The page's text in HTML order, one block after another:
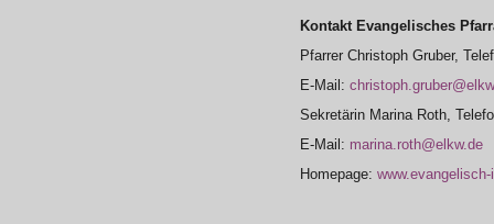
Kontakt Evangelisches
Pfarrer Christoph Gruber,
E-Mail:
Sekretärin Marina Roth,
E-Mail: marina.roth@elkw.de
Homepage: